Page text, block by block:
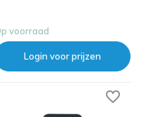
voorraad
Login voor prijzen